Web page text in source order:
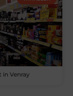
Venray